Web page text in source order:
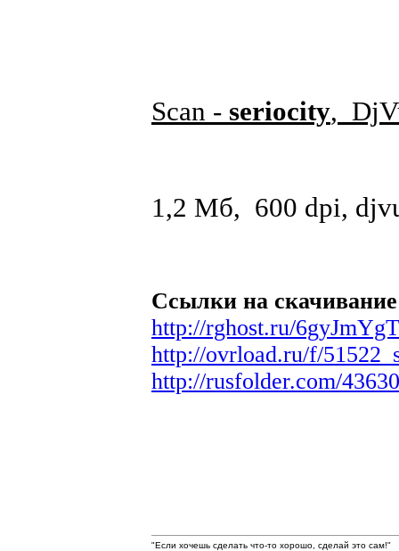
Scan - seriocity,
1,2 Мб, 600 dpi,
Ссылки на
http://rghost.ru/
http://ovrload.ru/f/
http://rusfolder.com/
"Если хочешь сделать что-то хорошо, сделай это сам!"